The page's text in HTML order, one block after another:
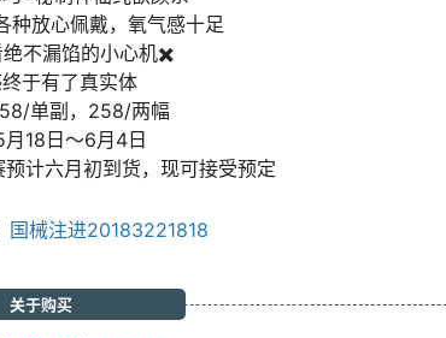
种放心佩戴，氧气感十足
绝不漏馅的小心机✖️
于有了真实体
单副，258/两幅
18日～6月4日
预计六月初到货，现可接受预定
国械注进20183221818
关于购买